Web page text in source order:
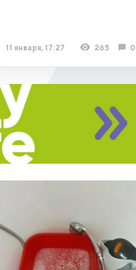
11 января, 17:27 265 0